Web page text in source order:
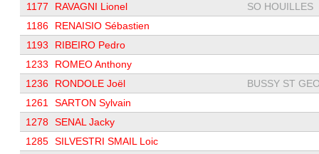
1177
RAVAGNI Lionel
SO HOUILLES
1186
RENAISIO Sébastien
1193
RIBEIRO Pedro
1233
ROMEO Anthony
1236
RONDOLE Joël
BUSSY ST
1261
SARTON Sylvain
1278 SENAL Jacky
1285 SILVESTRI SMAIL Loic